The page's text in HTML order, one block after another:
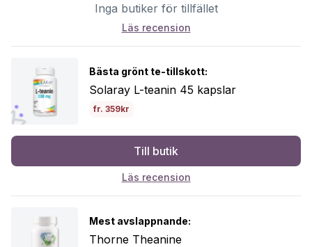
Inga butiker för tillfället
Läs recension
Bästa grönt te-tillskott:
Solaray L-teanin 45 kapslar
fr. 359kr
Till butik
Läs recension
Mest avslappnande:
Thorne Theanine